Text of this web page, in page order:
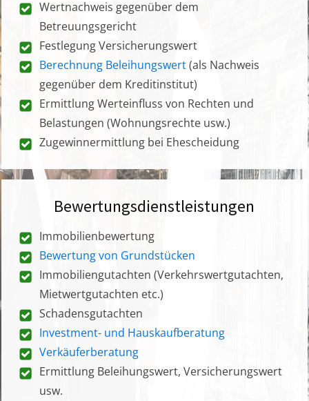
Wertnachweis gegenüber dem
Betreuungsgericht
Festlegung Versicherungswert
Berechnung Beleihungswert(als Nachweis
gegenüber dem Kreditinstitut)
Ermittlung Werteinfluss von Rechten und
Belastungen (Wohnungsrechte usw.)
Zugewinnermittlung bei Ehescheidung
Bewertungsdienstleistungen
Immobilienbewertung
Bewertung von Grundstücken
Immobiliengutachten (Verkehrswertgutachten,
Mietwertgutachten etc.)
Schadensgutachten
Investment- und Hauskaufberatung
Verkäuferberatung
Ermittlung Beleihungswert, Versicherungswert
usw.